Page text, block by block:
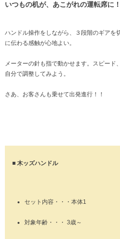
いつもの机が、あこがれの運転席に！
ハンドル操作をしながら、３段階のギアを
に伝わる感触が心地よい。
メーターの針も指で動かせます。スピード
自分で調整してみよう。
さあ、お客さんも乗せて出発進行！！
■ 木ッズハンドル
セット内容・・・本体1
対象年齢・・・ 3歳～